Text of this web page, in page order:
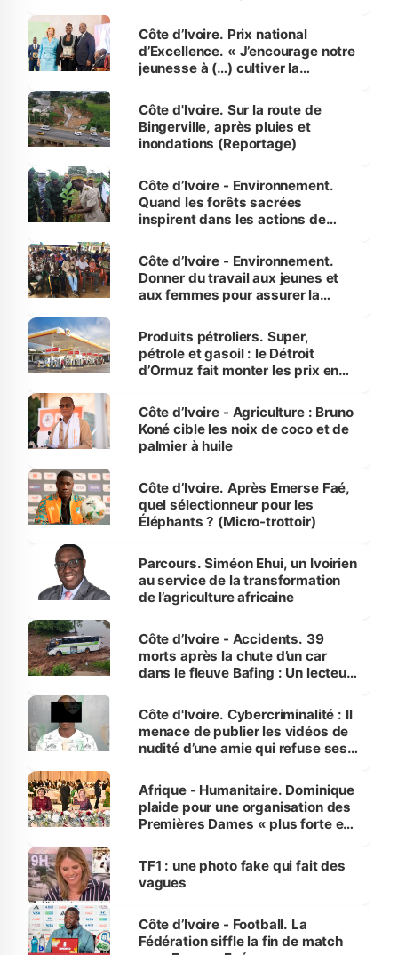
Côte d’Ivoire. Prix national
d’Excellence. « J’encourage notre
jeunesse à (…) cultiver la
(Alassane Ouattara
Côte d'Ivoire. Sur la route de
Bingerville, après pluies et
inondations (Reportage)
Côte d’Ivoire - Environnement.
Quand les forêts sacrées
inspirent dans les actions de
Côte d’Ivoire - Environnement.
Donner du travail aux jeunes et
aux femmes pour assurer la
menacées
Produits pétroliers. Super,
pétrole et gasoil : le Détroit
d’Ormuz fait monter les prix en
Côte d’Ivoire - Agriculture : Bruno
Koné cible les noix de coco et de
palmier à huile
Côte d’Ivoire. Après Emerse Faé,
quel sélectionneur pour les
Éléphants ? (Micro-trottoir)
Parcours. Siméon Ehui, un Ivoirien
au service de la transformation
de l’agriculture africaine
Côte d’Ivoire - Accidents. 39
morts après la chute d’un car
dans le fleuve Bafing : Un lecteur
des Transports
Côte d'Ivoire. Cybercriminalité : Il
menace de publier les vidéos de
nudité d’une amie qui refuse ses
Afrique - Humanitaire. Dominique
plaide pour une organisation des
Premières Dames « plus forte et
sur la scène internationale »
TF1 : une photo fake qui fait des
vagues
Côte d’Ivoire - Football. La
Fédération siffle la fin de match